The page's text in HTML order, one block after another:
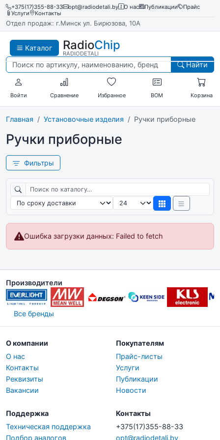
+375(17)355-88-33 opt@radiodetali.by О нас Публикации
Прайс
Услуги
Контакты
Отдел продаж: г.Минск ул. Бирюзова, 10А
Каталог RadioChip
RADIODETALI
Найти
Войти Сравнение Избранное BOM Корзина
Главная Установочные изделия Ручки приборные
Ручки приборные
Фильтры
Поиск по каталогу
Сортировка
Товаров на странице
Ошибка загрузки данных: Failed to fetch
Производители
Все бренды
О компании
О нас
Контакты
Реквизиты
Вакансии
Покупателям
Прайс-листы
Услуги
Публикации
Новости
Поддержка
Техническая поддержка
Подбор аналогов
Контакты
+375(17)355-88-33
opt@radiodetali.by